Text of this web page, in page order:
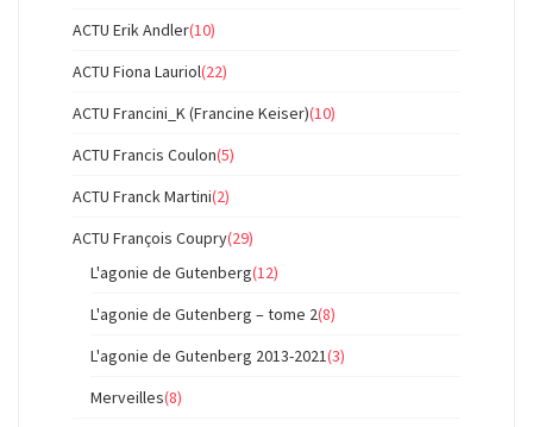
ACTU Erik Andler(10)
ACTU Fiona Lauriol(22)
ACTU Francini_K (Francine Keiser)(10)
ACTU Francis Coulon(5)
ACTU Franck Martini(2)
ACTU François Coupry(29)
L'agonie de Gutenberg(12)
L'agonie de Gutenberg – tome 2(8)
L'agonie de Gutenberg 2013-2021(3)
Merveilles(8)